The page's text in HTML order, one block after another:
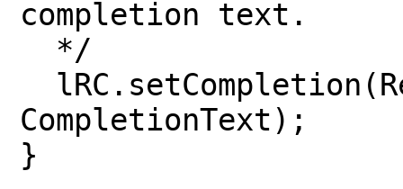
completion text.
*/
CompletionText);
}